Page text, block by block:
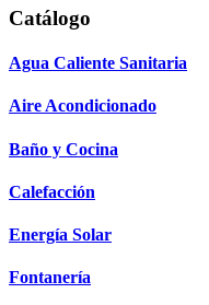
Catálogo
Agua Caliente Sanitaria
Aire Acondicionado
Baño y Cocina
Calefacción
Energía Solar
Fontanería